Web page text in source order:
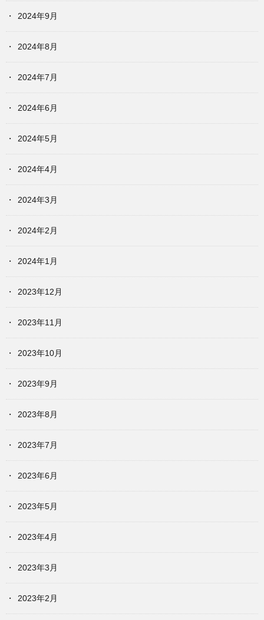
2024年9月
2024年8月
2024年7月
2024年6月
2024年5月
2024年4月
2024年3月
2024年2月
2024年1月
2023年12月
2023年11月
2023年10月
2023年9月
2023年8月
2023年7月
2023年6月
2023年5月
2023年4月
2023年3月
2023年2月